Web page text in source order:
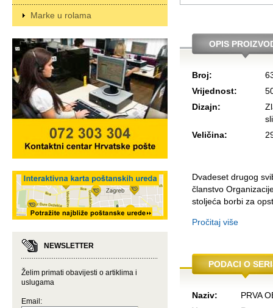
Marke u rolama
NEWSLETTER
Želim primati obavijesti o artiklima i
uslugama
Email:
OPIS
Broj:
Vrijednost:
Dizajn:
Veličina:
Dvadeset drugog
članstvo
stoljeća borbi za
Pročitaj više
PODACI O
Naziv:
PRVA